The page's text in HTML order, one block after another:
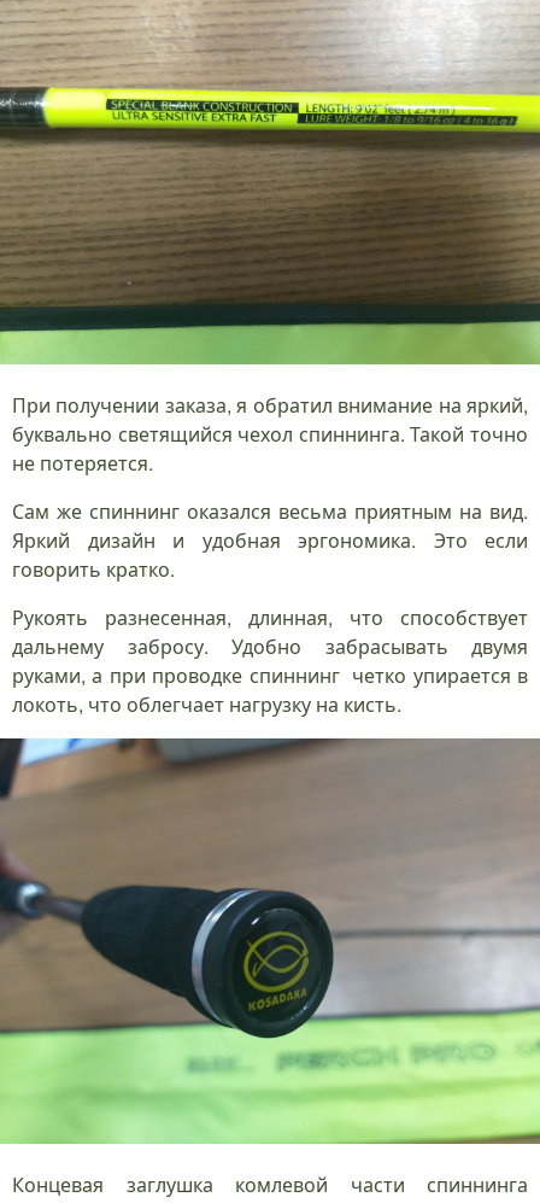
При получении заказа, я обратил внимание на яркий,
буквально светящийся чехол спиннинга. Такой точно
не потеряется.
Сам же спиннинг оказался весьма приятным на вид.
Яркий дизайн и удобная эргономика. Это если
говорить кратко.
Рукоять разнесенная, длинная, что способствует
дальнему забросу. Удобно забрасывать двумя
руками, а при проводке спиннинг четко упирается в
локоть, что облегчает нагрузку на кисть.
Концевая заглушка комлевой части спиннинга